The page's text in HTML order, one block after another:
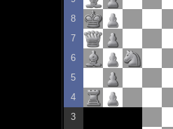
8
7
6
5
4
3